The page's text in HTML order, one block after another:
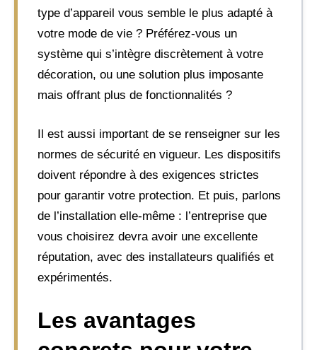
type d’appareil vous semble le plus adapté à
votre mode de vie ? Préférez-vous un
système qui s’intègre discrètement à votre
décoration, ou une solution plus imposante
mais offrant plus de fonctionnalités ?
Il est aussi important de se renseigner sur les
normes de sécurité en vigueur. Les dispositifs
doivent répondre à des exigences strictes
pour garantir votre protection. Et puis, parlons
de l’installation elle-même : l’entreprise que
vous choisirez devra avoir une excellente
réputation, avec des installateurs qualifiés et
expérimentés.
Les avantages